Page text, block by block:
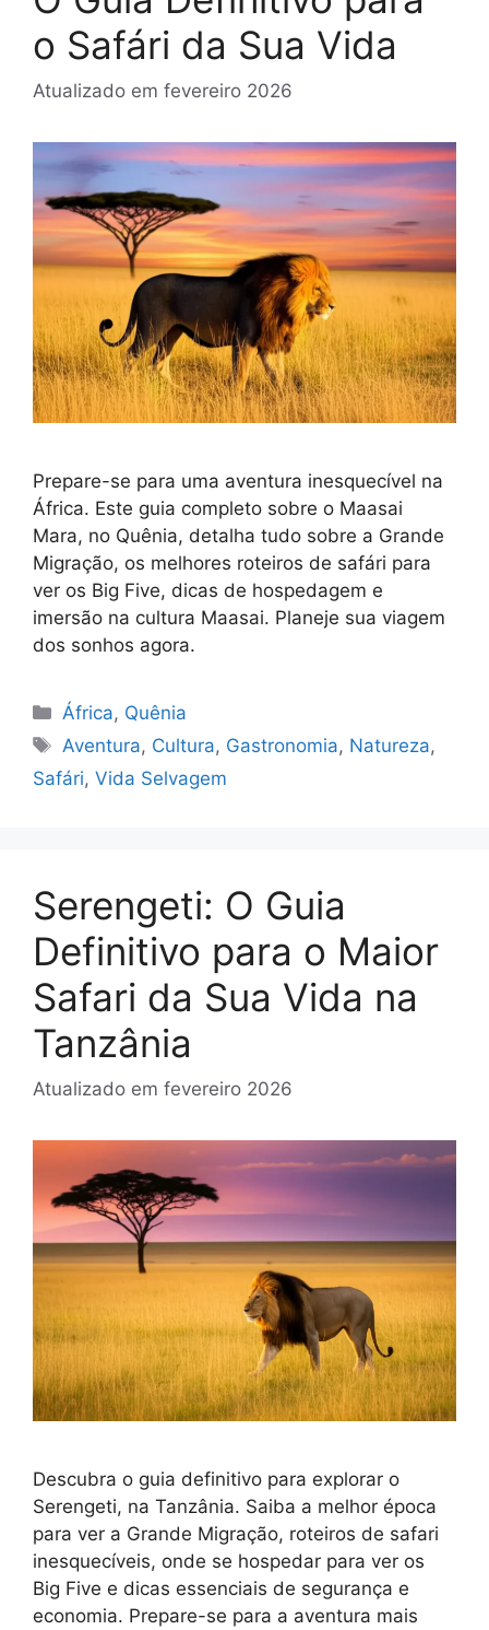
o Safári da Sua Vida
Atualizado em fevereiro 2026
Prepare-se para uma aventura inesquecível na
África. Este guia completo sobre o Maasai
Mara, no Quênia, detalha tudo sobre a Grande
Migração, os melhores roteiros de safári para
ver os Big Five, dicas de hospedagem e
imersão na cultura Maasai. Planeje sua viagem
dos sonhos agora.
Categorias
África, Quênia
Tags
Aventura, Cultura, Gastronomia, Natureza,
Safári, Vida Selvagem
Serengeti: O Guia
Definitivo para o Maior
Safari da Sua Vida na
Tanzânia
Atualizado em fevereiro 2026
Descubra o guia definitivo para explorar o
Serengeti, na Tanzânia. Saiba a melhor época
para ver a Grande Migração, roteiros de safari
inesquecíveis, onde se hospedar para ver os
Big Five e dicas essenciais de segurança e
economia. Prepare-se para a aventura mais